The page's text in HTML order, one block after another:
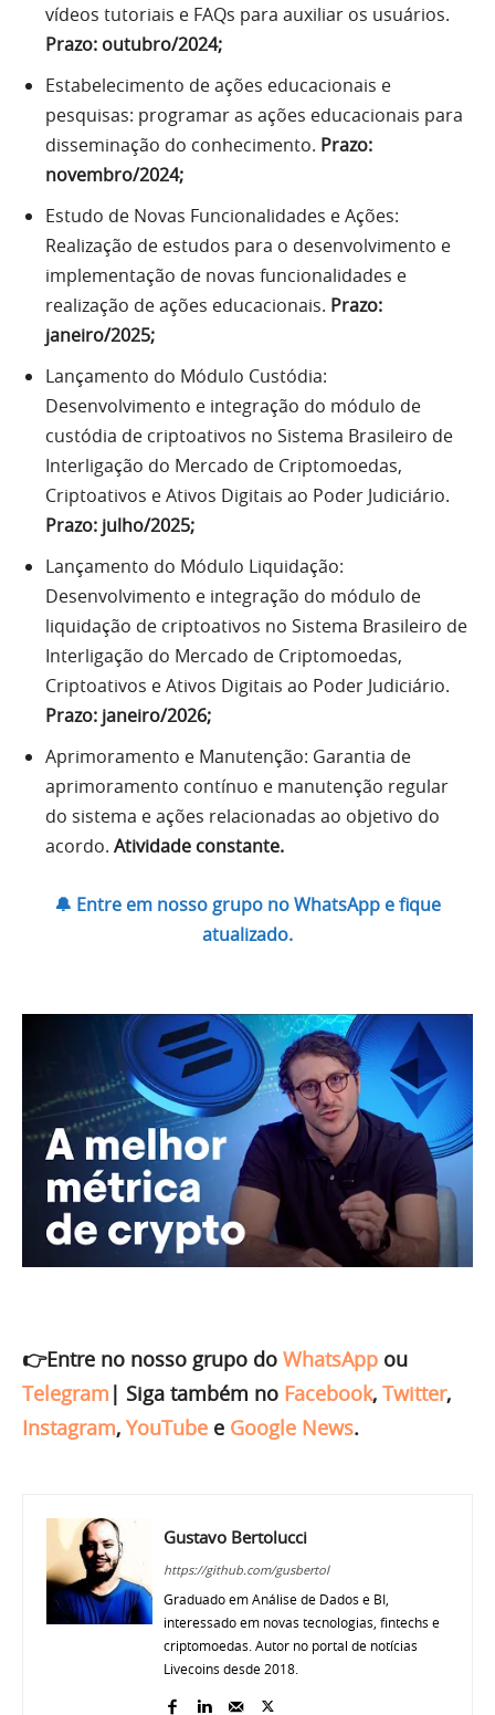
vídeos tutoriais e FAQs para auxiliar os usuários.
Prazo: outubro/2024;
Estabelecimento de ações educacionais e
pesquisas: programar as ações educacionais para
disseminação do conhecimento. Prazo:
novembro/2024;
Estudo de Novas Funcionalidades e Ações:
Realização de estudos para o desenvolvimento e
implementação de novas funcionalidades e
realização de ações educacionais. Prazo:
janeiro/2025;
Lançamento do Módulo Custódia:
Desenvolvimento e integração do módulo de
custódia de criptoativos no Sistema Brasileiro de
Interligação do Mercado de Criptomoedas,
Criptoativos e Ativos Digitais ao Poder Judiciário.
Prazo: julho/2025;
Lançamento do Módulo Liquidação:
Desenvolvimento e integração do módulo de
liquidação de criptoativos no Sistema Brasileiro de
Interligação do Mercado de Criptomoedas,
Criptoativos e Ativos Digitais ao Poder Judiciário.
Prazo: janeiro/2026;
Aprimoramento e Manutenção: Garantia de
aprimoramento contínuo e manutenção regular
do sistema e ações relacionadas ao objetivo do
acordo. Atividade constante.
🔔 Entre em nosso grupo no WhatsApp e fique
atualizado.
👉Entre no nosso grupo do WhatsApp ou
Telegram | Siga também no Facebook, Twitter,
Instagram, YouTube e Google News.
Gustavo Bertolucci
https://github.com/gusbertol
Graduado em Análise de Dados e BI,
interessado em novas tecnologias, fintechs e
criptomoedas. Autor no portal de notícias
Livecoins desde 2018.